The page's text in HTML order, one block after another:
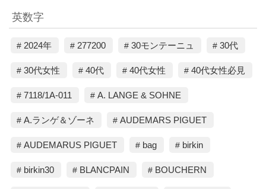
英数字
2024年 277200 30モンテーニュ 30代
30代女性 40代 40代女性 40代女性必見
7118/1A-011 A. LANGE & SOHNE
A.ランゲ＆ゾーネ AUDEMARS PIGUET
AUDEMARUS PIGUET bag birkin
birkin30 BLANCPAIN BOUCHERN